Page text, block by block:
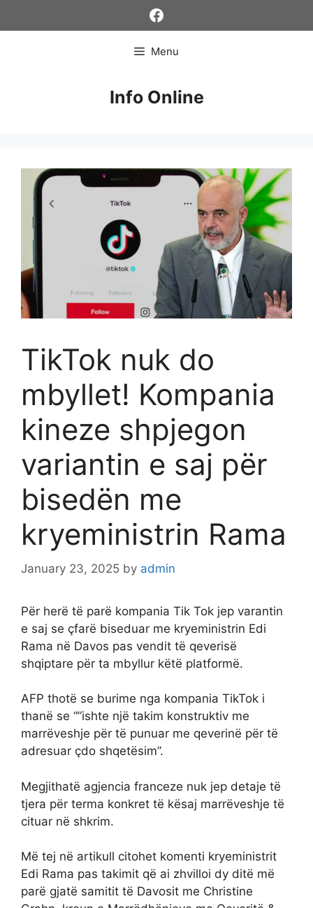
Facebook
Menu
Info Online
TikTok nuk do
mbyllet! Kompania
kineze shpjegon
variantin e saj për
bisedën me
kryeministrin Rama
January 23, 2025 by admin
Për herë të parë kompania Tik Tok jep varantin
e saj se çfarë biseduar me kryeministrin Edi
Rama në Davos pas vendit të qeverisë
shqiptare për ta mbyllur këtë platformë.
AFP thotë se burime nga kompania TikTok i
thanë se “”ishte një takim konstruktiv me
marrëveshje për të punuar me qeverinë për të
adresuar çdo shqetësim”.
Megjithatë agjencia franceze nuk jep detaje të
tjera për terma konkret të kësaj marrëveshje të
cituar në shkrim.
Më tej në artikull citohet komenti kryeministrit
Edi Rama pas takimit që ai zhvilloi dy ditë më
parë gjatë samitit të Davosit me Christine